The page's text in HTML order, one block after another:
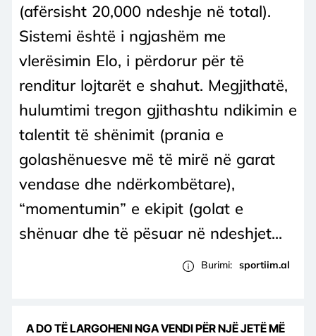
(afërsisht 20,000 ndeshje në total).
Sistemi është i ngjashëm me
vlerësimin Elo, i përdorur për të
renditur lojtarët e shahut. Megjithatë,
hulumtimi tregon gjithashtu ndikimin e
talentit të shënimit (prania e
golashënuesve më të mirë në garat
vendase dhe ndërkombëtare),
“momentumin” e ekipit (golat e
shënuar dhe të pësuar në ndeshjet...
Burimi: sportiim.al
A DO TË LARGOHENI NGA VENDI PËR NJË JETË MË